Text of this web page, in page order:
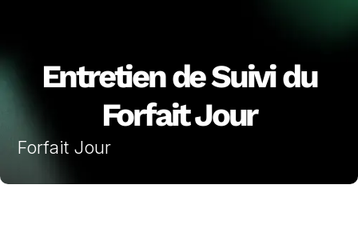
Entretien de Suivi du
Forfait Jour
Forfait Jour